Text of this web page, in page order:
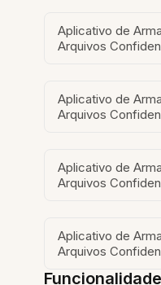
Aplicativo de
Arquivos
Aplicativo de
Arquivos
Aplicativo de
Arquivos
Aplicativo de
Arquivos